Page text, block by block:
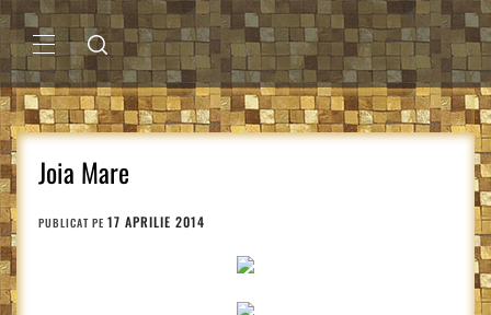
Sari
la
conținutMENIU
PRINCIPAL
Joia Mare
PUBLICAT PE 17 APRILIE 2014